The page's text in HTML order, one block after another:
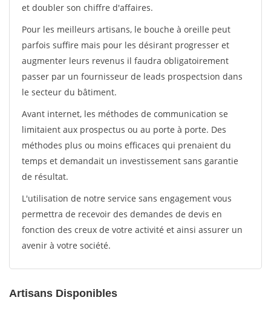
et doubler son chiffre d'affaires.
Pour les meilleurs artisans, le bouche à oreille peut
parfois suffire mais pour les désirant progresser et
augmenter leurs revenus il faudra obligatoirement
passer par un fournisseur de leads prospectsion dans
le secteur du bâtiment.
Avant internet, les méthodes de communication se
limitaient aux prospectus ou au porte à porte. Des
méthodes plus ou moins efficaces qui prenaient du
temps et demandait un investissement sans garantie
de résultat.
L'utilisation de notre service sans engagement vous
permettra de recevoir des demandes de devis en
fonction des creux de votre activité et ainsi assurer un
avenir à votre société.
Artisans Disponibles